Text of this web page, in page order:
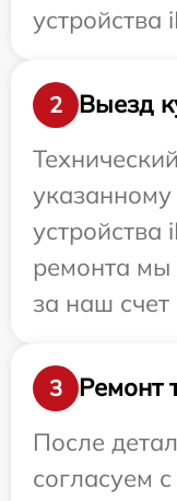
устройства
2
Выезд
устройства
ремонта мы
за наш счет
3
Ремонт
После
согласуем